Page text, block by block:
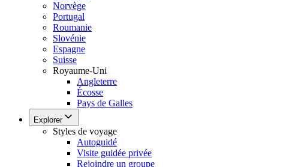
Norvège
Portugal
Roumanie
Slovénie
Espagne
Suisse
Royaume-Uni
Angleterre
Écosse
Pays de Galles
Explorer
Styles de voyage
Autoguidé
Visite guidée privée
Rejoindre un groupe